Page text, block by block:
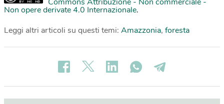
Non opere derivate 4.0 Internazionale.
Leggi altri articoli su questi temi: Amazzonia, foresta